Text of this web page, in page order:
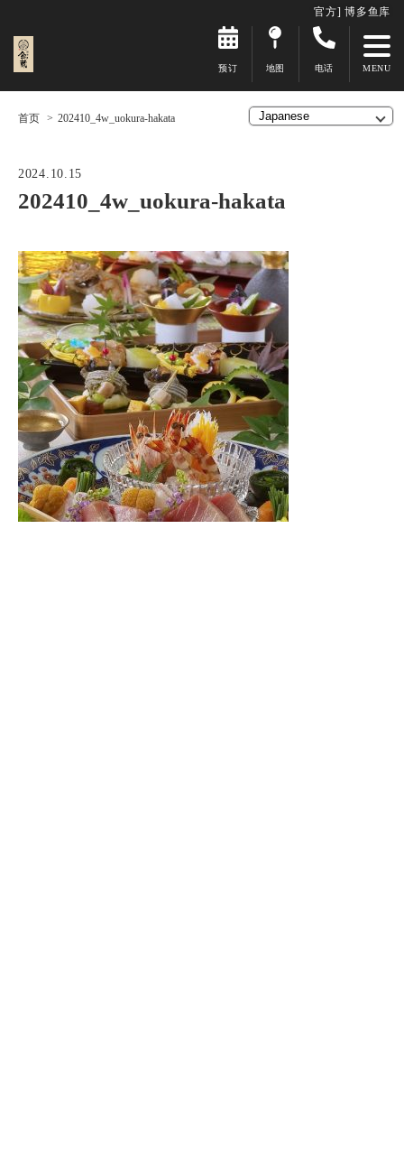
官方] 博多鱼库
预订 地图 电话
首页 202410_4w_uokura-hakata
2024.10.15
202410_4w_uokura-hakata